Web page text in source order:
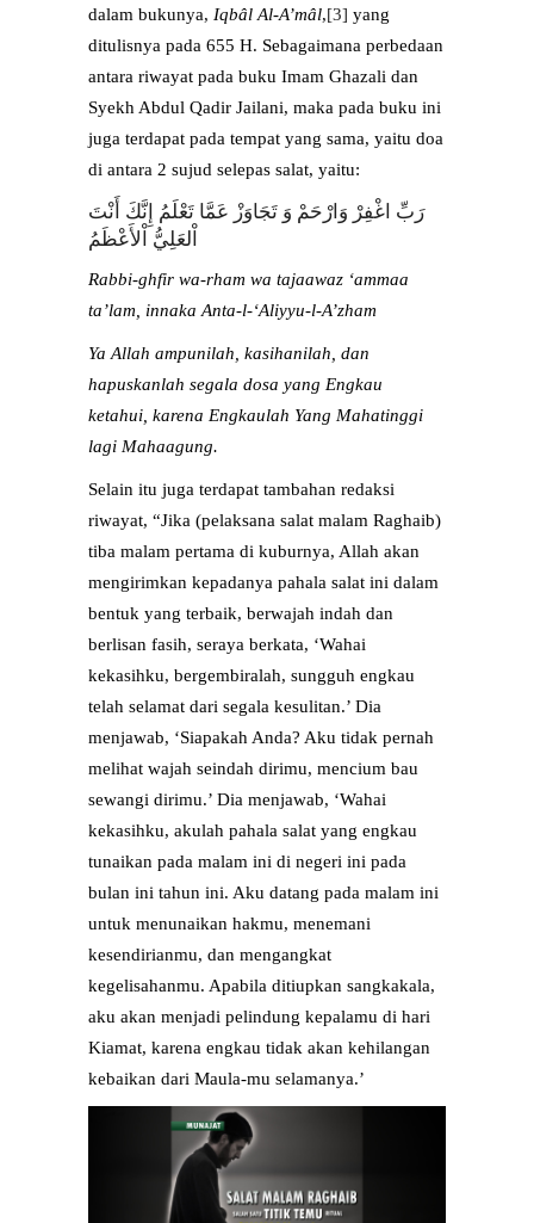
dalam bukunya, Iqbâl Al-A’mâl,[3] yang
ditulisnya pada 655 H. Sebagaimana perbedaan
antara riwayat pada buku Imam Ghazali dan
Syekh Abdul Qadir Jailani, maka pada buku ini
juga terdapat pada tempat yang sama, yaitu doa
di antara 2 sujud selepas salat, yaitu:
رَبِّ اغْفِرْ وَارْحَمْ وَ تَجَاوَزْ عَمَّا تَعْلَمُ إِنَّكَ أَنْتَ
اْلعَلِيُّ اْلأَعْظَمُ
Rabbi-ghfir wa-rham wa tajaawaz ‘ammaa
ta’lam, innaka Anta-l-‘Aliyyu-l-A’zham
Ya Allah ampunilah, kasihanilah, dan
hapuskanlah segala dosa yang Engkau
ketahui, karena Engkaulah Yang Mahatinggi
lagi Mahaagung.
Selain itu juga terdapat tambahan redaksi
riwayat, “Jika (pelaksana salat malam Raghaib)
tiba malam pertama di kuburnya, Allah akan
mengirimkan kepadanya pahala salat ini dalam
bentuk yang terbaik, berwajah indah dan
berlisan fasih, seraya berkata, ‘Wahai
kekasihku, bergembiralah, sungguh engkau
telah selamat dari segala kesulitan.’ Dia
menjawab, ‘Siapakah Anda? Aku tidak pernah
melihat wajah seindah dirimu, mencium bau
sewangi dirimu.’ Dia menjawab, ‘Wahai
kekasihku, akulah pahala salat yang engkau
tunaikan pada malam ini di negeri ini pada
bulan ini tahun ini. Aku datang pada malam ini
untuk menunaikan hakmu, menemani
kesendirianmu, dan mengangkat
kegelisahanmu. Apabila ditiupkan sangkakala,
aku akan menjadi pelindung kepalamu di hari
Kiamat, karena engkau tidak akan kehilangan
kebaikan dari Maula-mu selamanya.’